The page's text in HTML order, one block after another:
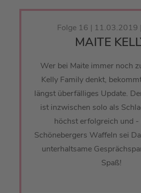
Folge 16 | 11.03.2019
MAITE
Wer bei Maite immer noch
Kelly Family denkt,
längst überfälliges Update.
ist inzwischen solo als
höchst erfolgreich und -
Schönebergers Waffeln sei
unterhaltsame
Spaß!